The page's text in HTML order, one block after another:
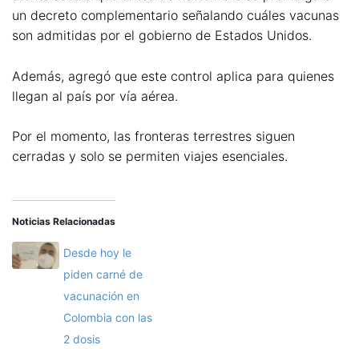
un decreto complementario señalando cuáles vacunas
son admitidas por el gobierno de Estados Unidos.
Además, agregó que este control aplica para quienes
llegan al país por vía aérea.
Por el momento, las fronteras terrestres siguen
cerradas y solo se permiten viajes esenciales.
Noticias Relacionadas
Desde hoy le
piden carné de
vacunación en
Colombia con las
2 dosis